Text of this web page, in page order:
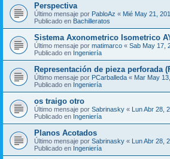
Perspectiva
Último mensaje por PabloAz « Mié May 21,
Publicado en Bachilleratos
Sistema Axonometrico Isometrico
Último mensaje por matimarco « Sab May 17,
Publicado en Ingeniería
Representación de pieza perforada
Último mensaje por PCarballeda « Mar May
Publicado en Ingeniería
os traigo otro
Último mensaje por Sabrinasky « Lun Abr 28,
Publicado en Ingeniería
Planos Acotados
Último mensaje por Sabrinasky « Lun Abr 28,
Publicado en Ingeniería